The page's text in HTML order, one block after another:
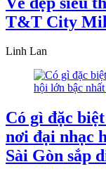
T&T City
Linh Lan
Có gì đặc
nơi đại nhạc
Sài Gòn sắp